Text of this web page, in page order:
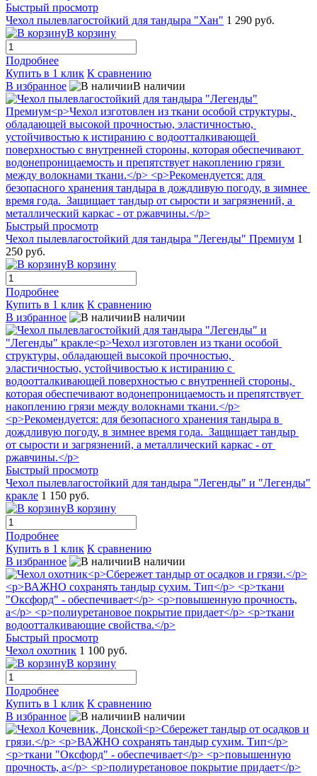
Быстрый просмотр
Чехол пылевлагостойкий для тандыра "Хан" 1 290 руб.
В корзину
Подробнее
Купить в 1 клик К сравнению
В избранное
В наличии
Быстрый просмотр
Чехол пылевлагостойкий для тандыра "Легенды" Премиум 1
250 руб.
В корзину
Подробнее
Купить в 1 клик К сравнению
В избранное
В наличии
Быстрый просмотр
Чехол пылевлагостойкий для тандыра "Легенды" и "Легенды"
кракле 1 150 руб.
В корзину
Подробнее
Купить в 1 клик К сравнению
В избранное
В наличии
Быстрый просмотр
Чехол охотник 1 100 руб.
В корзину
Подробнее
Купить в 1 клик К сравнению
В избранное
В наличии